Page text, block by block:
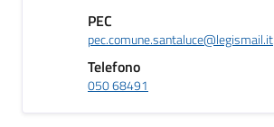
PEC
pec.comune.santaluce@legismail.it
Telefono
050 68491